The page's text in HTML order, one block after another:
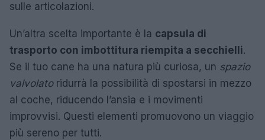
sulle articolazioni.
Un’altra scelta importante è la capsula di
trasporto con imbottitura riempita a secchielli.
Se il tuo cane ha una natura più curiosa, un spazio
valvolatoridurrà la possibilità di spostarsi in mezzo
al coche, riducendo l’ansia e i movimenti
improvvisi. Questi elementi promuovono un viaggio
più sereno per tutti.